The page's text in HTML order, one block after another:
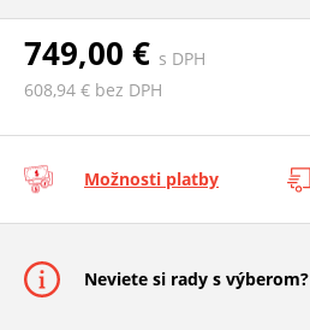
749,00 € s DPH
608,94 € bez DPH
Možnosti platby
Neviete si rady s výberom?